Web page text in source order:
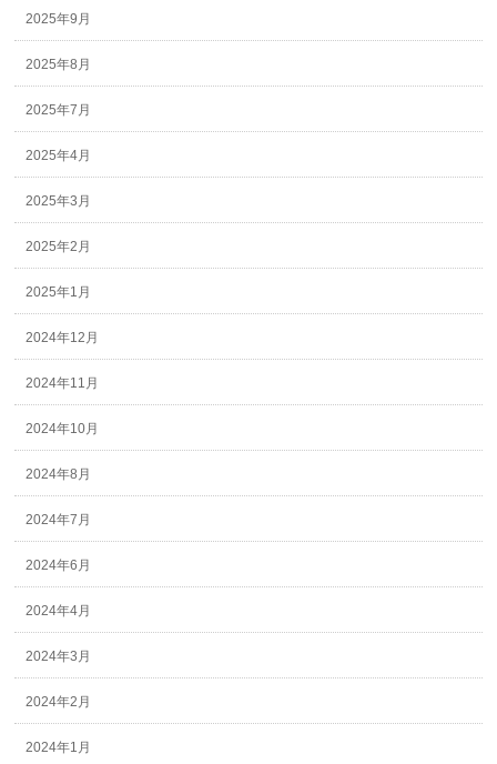
2025年9月
2025年8月
2025年7月
2025年4月
2025年3月
2025年2月
2025年1月
2024年12月
2024年11月
2024年10月
2024年8月
2024年7月
2024年6月
2024年4月
2024年3月
2024年2月
2024年1月